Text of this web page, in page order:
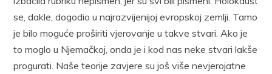
se, dakle, dogodio u najrazvijenijoj evropskoj zemlji. Tamo
je bilo moguće proširiti vjerovanje u takve stvari. Ako je
to moglo u Njemačkoj, onda je i kod nas neke stvari lakše
progurati. Naše teorije zavjere su još više nevjerojatne